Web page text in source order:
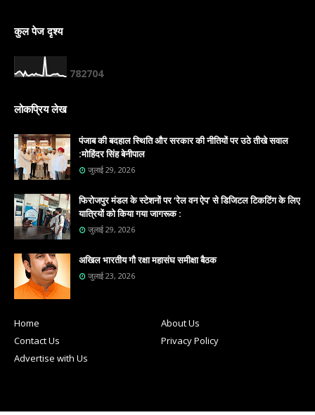
कुल पेज दृश्य
782704
लोकप्रिय लेख
पंजाब की बदहाल स्थिति और सरकार की नीतियों पर उठे तीखे सवाल
:मोहिंदर सिंह बेनीपाल
जुलाई 29, 2026
फिरोजपुर मंडल के स्टेशनों पर ‘रेल वन ऐप’ से डिजिटल टिकटिंग के लिए
यात्रियों को किया गया जागरूक :
जुलाई 29, 2026
अखिल भारतीय गौ रक्षा महासंघ समीक्षा बैठक
जुलाई 23, 2026
Home
About Us
Contact Us
Privacy Policy
Advertise with Us